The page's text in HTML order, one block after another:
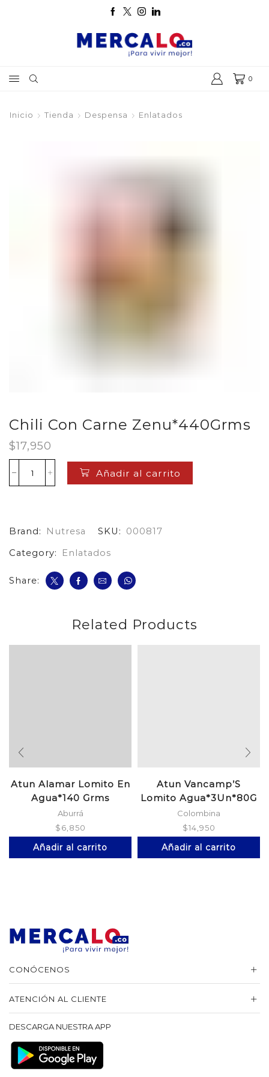
0
Inicio Tienda Despensa Enlatados
Chili Con Carne Zenu*440Grms
$17,950
Chili
Con
Añadir al carrito
Brand: Nutresa SKU:
000817
Category:
Enlatados
Share:
Related Products
Atun Alamar Lomito En
Agua*140 Grms
Aburrá
$6,850
Añadir al carrito
Atun Vancamp’S
Lomito Agua*3Un*80G
Colombina
$14,950
Añadir al carrito
CONÓCENOS
ATENCIÓN AL CLIENTE
DESCARGA NUESTRA APP